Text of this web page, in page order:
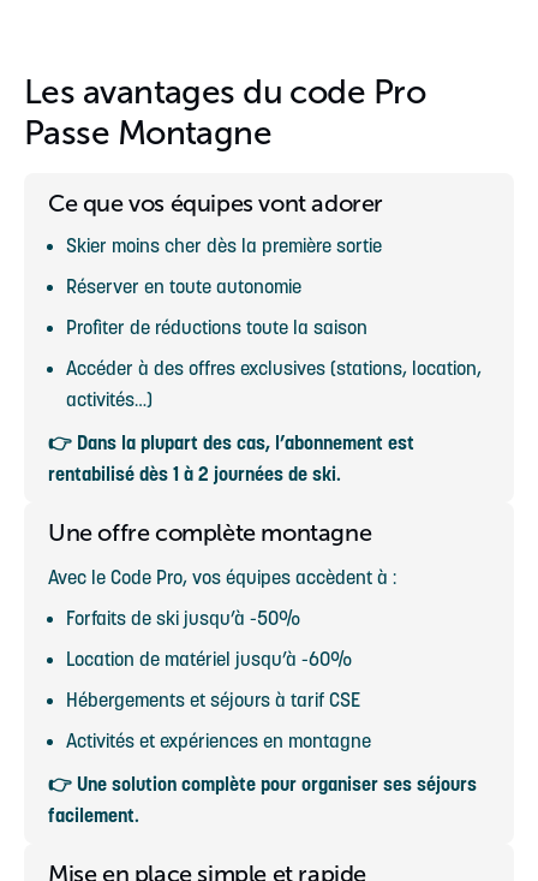
Les avantages du code Pro
Passe Montagne
Ce que vos équipes vont adorer
Skier moins cher dès la première sortie
Réserver en toute autonomie
Profiter de réductions toute la saison
Accéder à des offres exclusives (stations, location,
activités…)
👉 Dans la plupart des cas, l’abonnement est
rentabilisé dès 1 à 2 journées de ski.
Une offre complète montagne
Avec le Code Pro, vos équipes accèdent à :
Forfaits de ski jusqu’à -50%
Location de matériel jusqu’à -60%
Hébergements et séjours à tarif CSE
Activités et expériences en montagne
👉 Une solution complète pour organiser ses séjours
facilement.
Mise en place simple et rapide